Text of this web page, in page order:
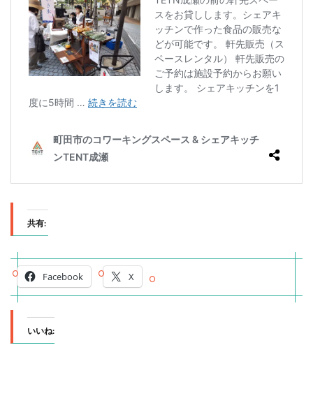
共有:
Facebook X
いいね: